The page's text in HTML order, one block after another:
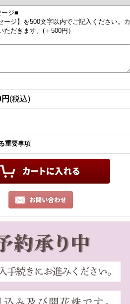
ジ■
ージ】を500文字以内でご記入ください。カ
だきます。(＋500円）
(税込)
重要事項